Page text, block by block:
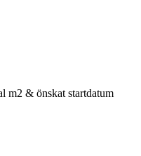
m2 & önskat startdatum